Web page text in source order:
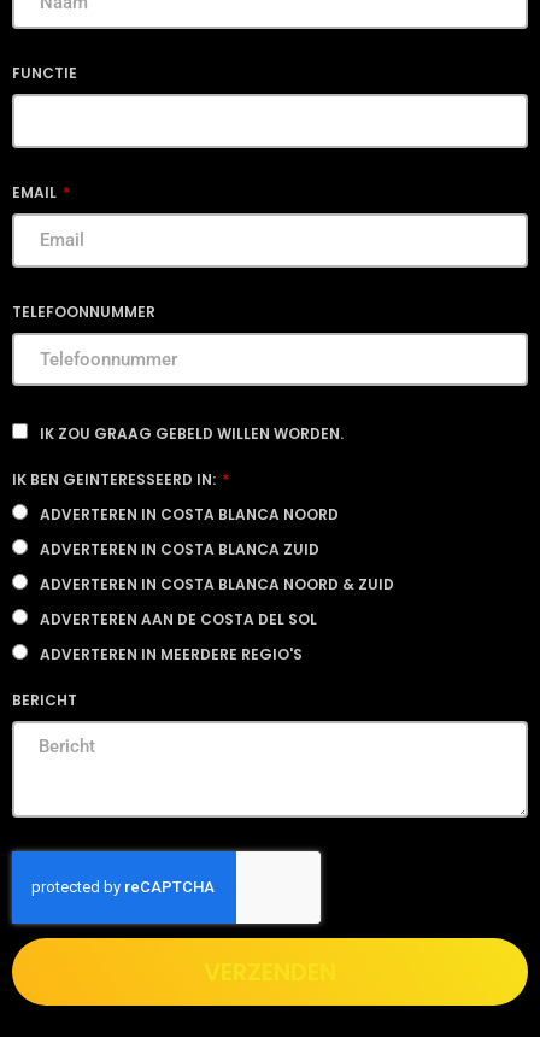
FUNCTIE
EMAIL
TELEFOONNUMMER
IK ZOU GRAAG GEBELD WILLEN WORDEN.
IK BEN GEINTERESSEERD IN:
ADVERTEREN IN COSTA BLANCA NOORD
ADVERTEREN IN COSTA BLANCA ZUID
ADVERTEREN IN COSTA BLANCA NOORD & ZUID
ADVERTEREN AAN DE COSTA DEL SOL
ADVERTEREN IN MEERDERE REGIO'S
BERICHT
VERZENDEN